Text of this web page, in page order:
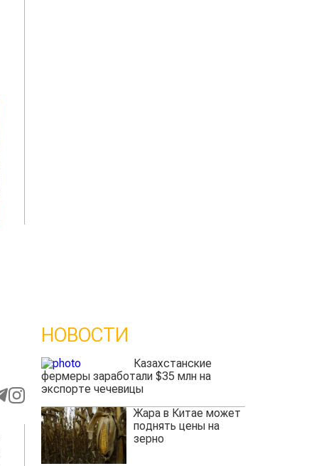
НОВОСТИ
Казахстанские
фермеры заработали $35 млн на
экспорте чечевицы
Жара в Китае может
поднять цены на
зерно